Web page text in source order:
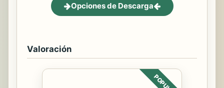
Opciones de Descarga
Valoración